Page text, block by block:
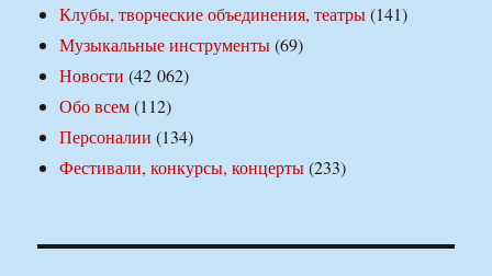
Клубы, творческие объединения, театры(141)
Музыкальные инструменты(69)
Новости (42 062)
Обо всем(112)
Персоналии (134)
Фестивали, конкурсы, концерты(233)